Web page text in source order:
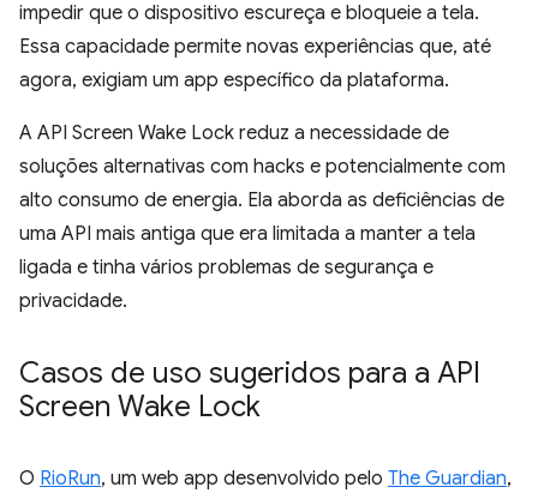
impedir que o dispositivo escureça e bloqueie a tela.
Essa capacidade permite novas experiências que, até
agora, exigiam um app específico da plataforma.
A API Screen Wake Lock reduz a necessidade de
soluções alternativas com hacks e potencialmente com
alto consumo de energia. Ela aborda as deficiências de
uma API mais antiga que era limitada a manter a tela
ligada e tinha vários problemas de segurança e
privacidade.
Casos de uso sugeridos para a API
Screen Wake Lock
O RioRun, um web app desenvolvido pelo The Guardian,